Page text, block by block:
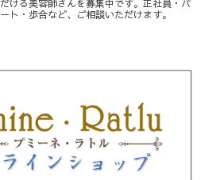
だける美容師さんを募集中です。正社員・パ
ート・歩合など、ご相談いただけます。